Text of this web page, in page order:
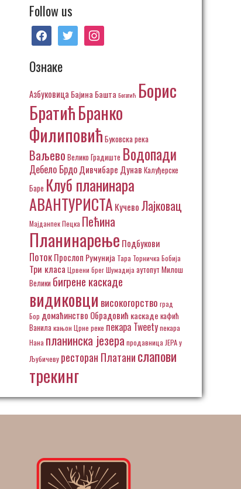
Follow us
facebooktwitter instagram
Ознаке
Азбуковица Бајина Башта Богатић Борис
БратићБранко
Филиповић Буковска река
Ваљево Велико Градиште Водопади
Дебело БрдоДивчибаре Дунав Калуђерске
Баре Клуб планинара
АВАНТУРИСТА Кучево Лајковац
МајданпекПецка Пећина
Планинарење Подбукови
ПотокПрослоп Румунија Тара Торничка Бобија
Три класа Црвени брегШумадија аутопут Милош
Велики бигрене каскаде
видиковци високогорство град
Бор домаћинство Обрадовић каскаде кафић
Ванила кањон Црне реке пекара Tweetyпекара
Нана планинска језера продавница ЈЕРА у
Љубичеву ресторан Платанислапови
трекинг